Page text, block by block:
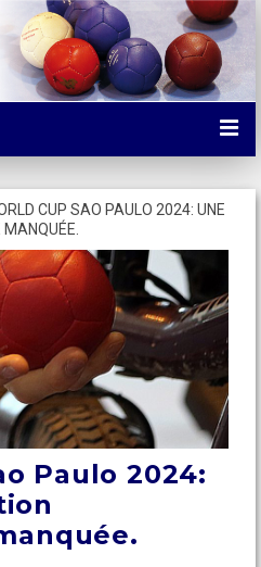
CUP SAO PAULO 2024: UNE
Paulo 2024: